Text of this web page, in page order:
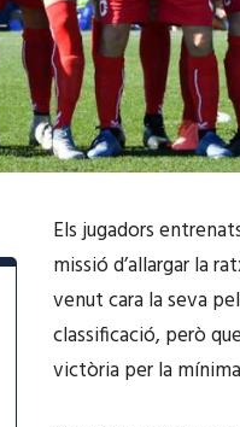
Els jugadors
missió d’allargar la
venut cara la seva
classificació, però
victòria per la